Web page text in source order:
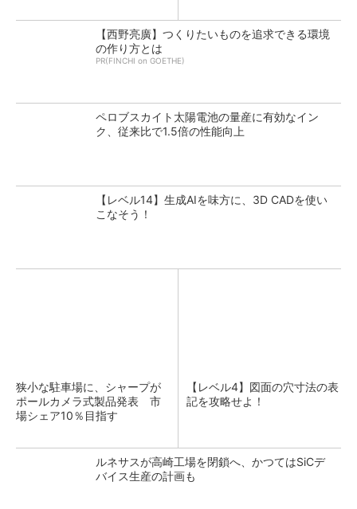
【西野亮廣】つくりたいものを追求できる環境
の作り方とは
PR(FINCHI on GOETHE)
ペロブスカイト太陽電池の量産に有効なイン
ク、従来比で1.5倍の性能向上
【レベル14】生成AIを味方に、3D CADを使い
こなそう！
狭小な駐車場に、シャープが
ポールカメラ式製品発表 市
場シェア10％目指す
【レベル4】図面の穴寸法の表
記を攻略せよ！
ルネサスが高崎工場を閉鎖へ、かつてはSiCデ
バイス生産の計画も